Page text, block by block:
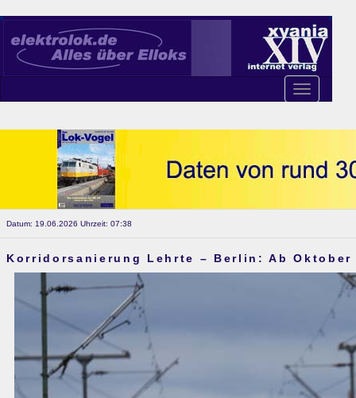
Toggle
navigation
Datum: 19.06.2026 Uhrzeit: 07:38
Korridorsanierung Lehrte – Berlin: Ab